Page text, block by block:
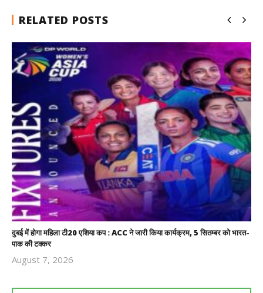
RELATED POSTS
दुबई में होगा महिला टी20 एशिया कप : ACC ने जारी किया कार्यक्रम, 5 सितम्बर को भारत-
पाक की टक्कर
August 7, 2026